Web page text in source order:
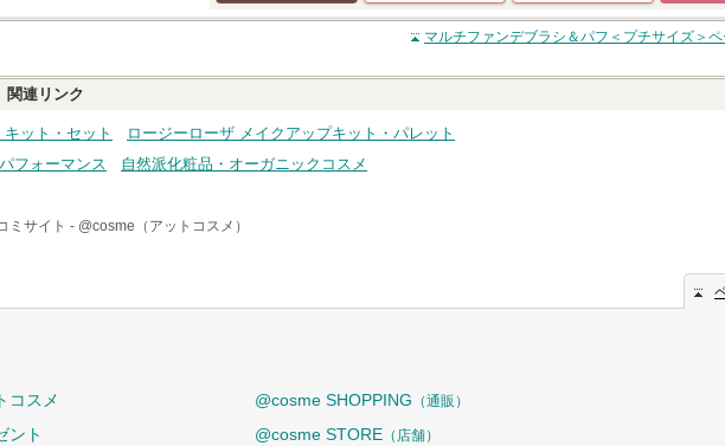
クチコミする
ショッ
マルチファンデブラシ＆パフ＜プチサイズ＞
関連リンク
ット・セット
ロージーローザ メイクアップキット・パレット
フォーマンス 自然派化粧品・オーガニックコスメ
ミサイト - @cosme（アットコスメ）
コスメ
ント
@cosme SHOPPING （通販）
@cosme STORE （店舗）